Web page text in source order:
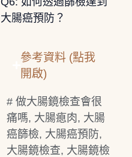
大腸癌預防？
參考資料 (點我
開啟)
# 做大腸鏡檢查會很
痛嗎, 大腸瘜肉, 大腸
癌篩檢, 大腸癌預防,
大腸鏡檢查, 大腸鏡檢